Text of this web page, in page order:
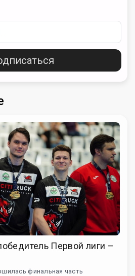
Первой лиги –
финальная часть